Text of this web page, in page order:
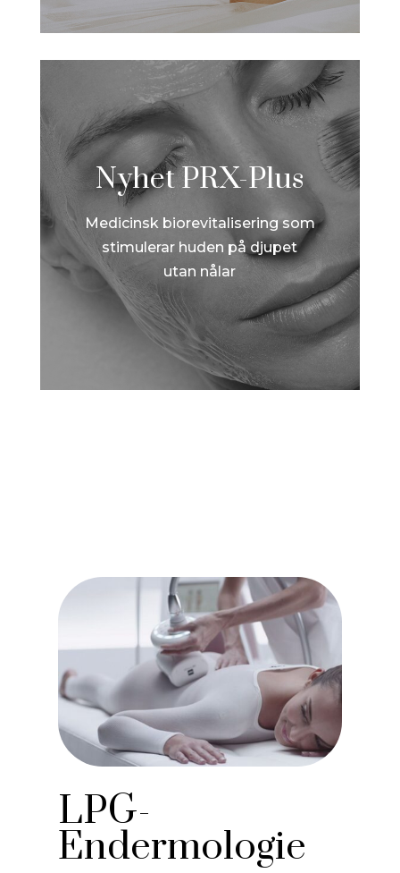
Nyhet PRX-Plus
Medicinsk biorevitalisering som
stimulerar huden på djupet
utan nålar
LPG-
Endermologie